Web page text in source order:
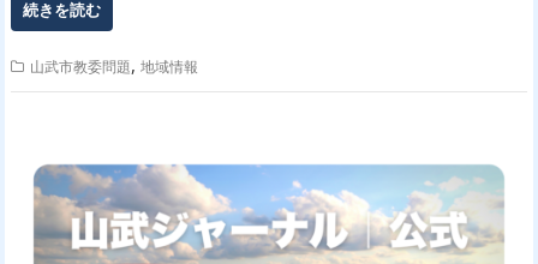
続きを読む
山武市教委問題,地域情報